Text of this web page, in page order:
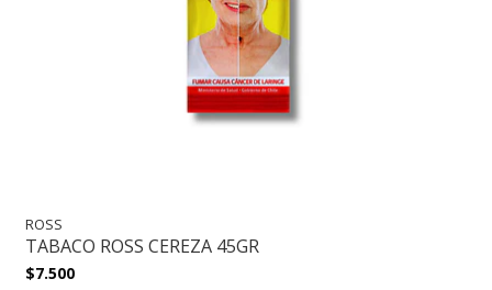
ROSS
TABACO ROSS CEREZA 45GR
$7.500